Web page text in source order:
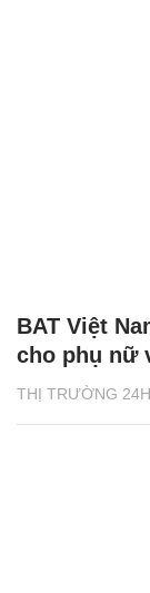
THỊ TRƯỜNG 24H
BAT Việt
cho phụ nữ